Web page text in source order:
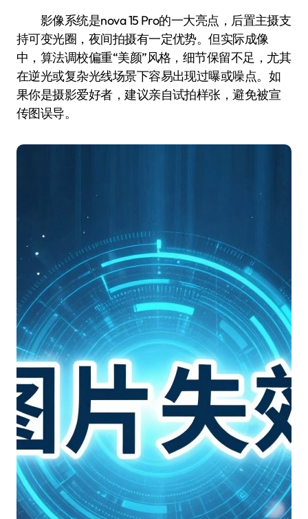
影像系统是nova 15 Pro的一大亮点，后置主摄支
持可变光圈，夜间拍摄有一定优势。但实际成像
中，算法调校偏重“美颜”风格，细节保留不足，尤其
在逆光或复杂光线场景下容易出现过曝或噪点。如
果你是摄影爱好者，建议亲自试拍样张，避免被宣
传图误导。